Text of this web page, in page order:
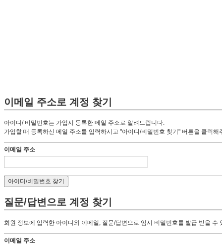
이메일 주소로 계정 찾기
아이디/ 비밀번호는 가입시 등록한 메일 주소로 알려드립니다.
가입할 때 등록하신 메일 주소를 입력하시고 "아이디/비밀번호 찾기" 버튼을 클릭해
이메일 주소
질문/답변으로 계정 찾기
회원 정보에 입력한 아이디와 이메일, 질문/답변으로 임시 비밀번호를 발급 받을 수
이메일 주소